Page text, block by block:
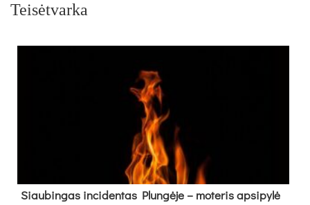
Teisėtvarka
Siau­bin­gas in­ci­den­tas Plun­gė­je – mo­te­ris ap­si­py­lė